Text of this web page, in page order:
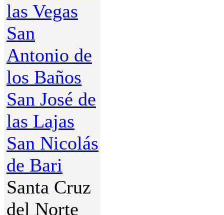
las Vegas
San
Antonio de
los Baños
San José de
las Lajas
San Nicolás
de Bari
Santa Cruz
del Norte